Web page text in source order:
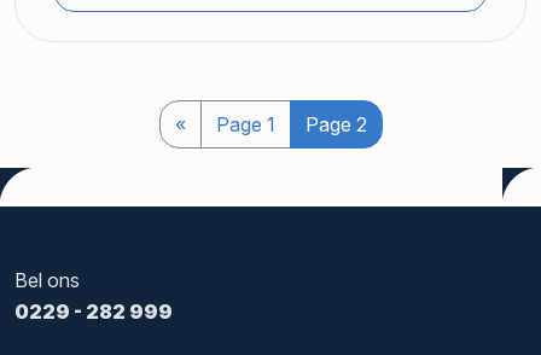
« Page 1 Page 2
Bel ons
0229 - 282 999